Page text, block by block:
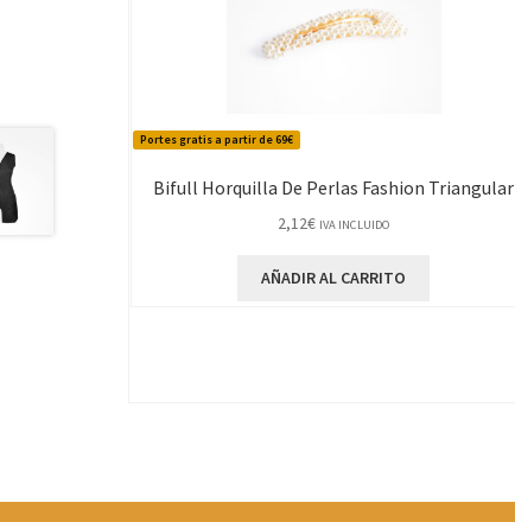
Portes gratis a partir de 69€
Bifull Horquilla De Perlas Fashion Triangular
2,12€ IVA INCLUIDO
AÑADIR AL CARRITO